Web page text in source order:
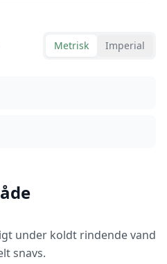
Metrisk Imperial
under koldt rindende vand
snavs.